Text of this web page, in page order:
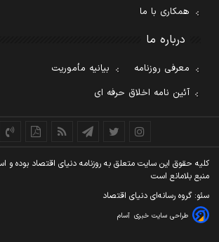
همکاری با ما
درباره ما
معرفی روزنامه
بیانیه مأموریت
آئین نامه اخلاق حرفه ای
کليه حقوق اين سايت متعلق به روزنامه دنيای اقتصاد بوده و
منبع بلامانع است
سئو: گروه رسانه‌ای دنیای اقتصاد
طراحی سایت خبری آسام